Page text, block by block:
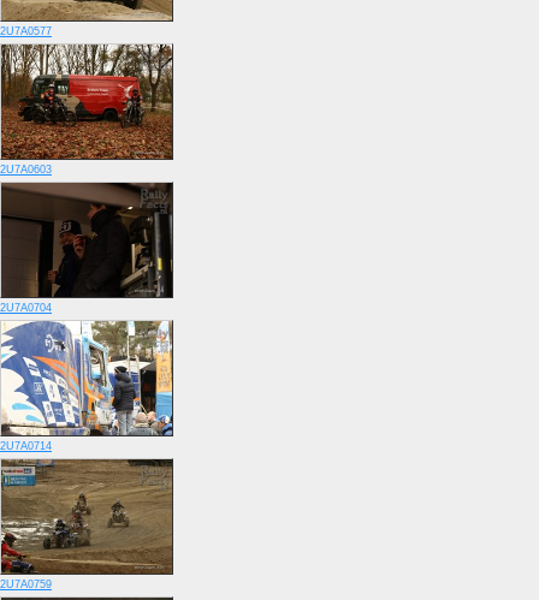
2U7A0577
2U7A0603
2U7A0704
2U7A0714
2U7A0759